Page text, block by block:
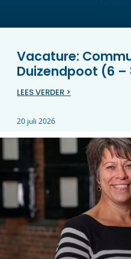
Vacature:
Duizendpoot (6 –
LEES VERDER >
20 juli 2026